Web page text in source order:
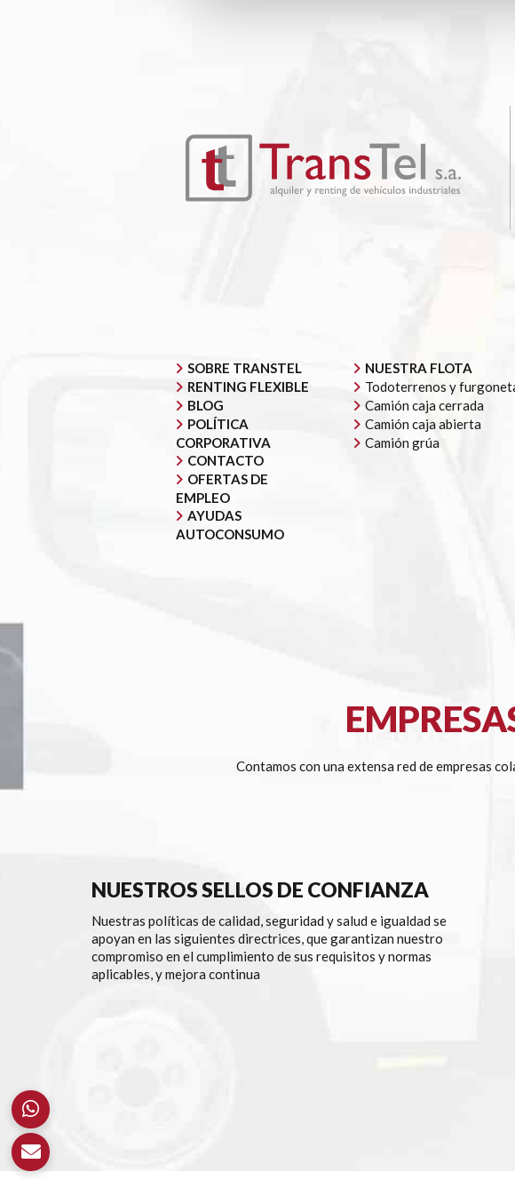
SOBRE TRANSTEL
RENTING FLEXIBLE
BLOG
POLÍTICA
CORPORATIVA
CONTACTO
OFERTAS DE
EMPLEO
AYUDAS
AUTOCONSUMO
NUESTRA FLOTA
Todoterrenos y
Camión caja cerrada
Camión caja abierta
Camión grúa
Contamos con una extensa red de empresas
NUESTROS SELLOS DE CONFIANZA
Nuestras políticas de calidad, seguridad y salud e igualdad se
apoyan en las siguientes directrices, que garantizan nuestro
compromiso en el cumplimiento de sus requisitos y normas
aplicables, y mejora continua